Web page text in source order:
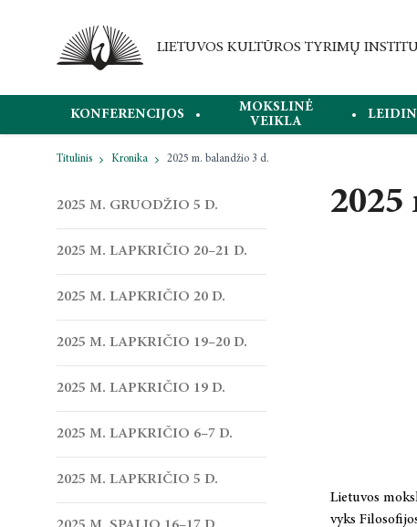
KONFERENCIJOS
MOKSLINĖ
VEIKLA
Titulinis Kronika 2025 m. balandžio 3 d.
2025 M. GRUODŽIO 5 D.
2025 M. LAPKRIČIO 20–21 D.
2025 M. LAPKRIČIO 20 D.
2025 M. LAPKRIČIO 19–20 D.
2025 M. LAPKRIČIO 19 D.
2025 M. LAPKRIČIO 6–7 D.
2025 M. LAPKRIČIO 5 D.
2025
Lietuvos
vyks